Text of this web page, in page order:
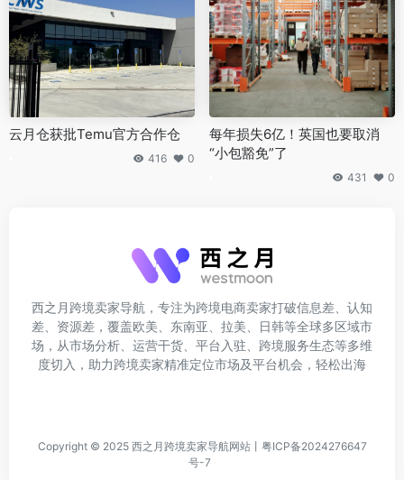
云月仓获批Temu官方合作仓
416 0
每年损失6亿！英国也要取消
“小包豁免”了
431 0
西之月跨境卖家导航，专注为跨境电商卖家打破信息差、认知
差、资源差，覆盖欧美、东南亚、拉美、日韩等全球多区域市
场，从市场分析、运营干货、平台入驻、跨境服务生态等多维
度切入，助力跨境卖家精准定位市场及平台机会，轻松出海
Copyright © 2025 西之月跨境卖家导航网站丨 粤ICP备2024276647
号-7